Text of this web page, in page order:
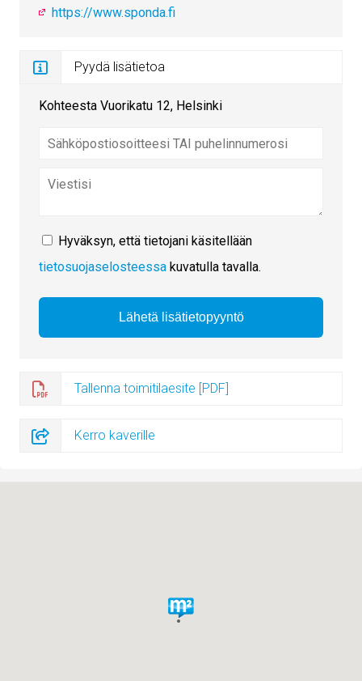
https://www.sponda.fi
Pyydä lisätietoa
Kohteesta Vuorikatu 12, Helsinki
Hyväksyn, että tietojani käsitellään
tietosuojaselosteessa kuvatulla tavalla.
Tallenna toimitilaesite [PDF]
Kerro kaverille